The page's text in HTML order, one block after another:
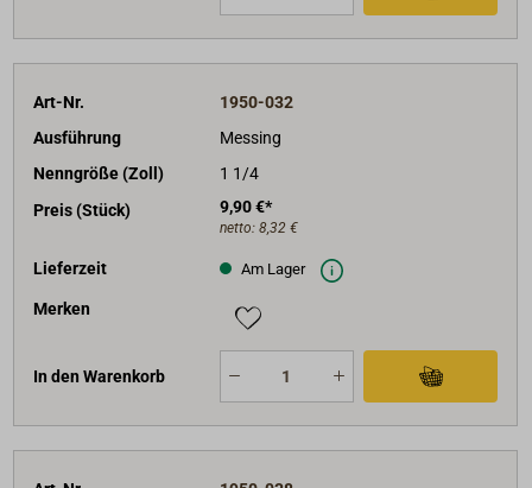
Art-Nr.
1950-032
Ausführung
Messing
Nenngröße (Zoll)
1 1/4
Preis (Stück)
9,90 €*
netto: 8,32 €
Lieferzeit Am Lager
Merken
In den Warenkorb